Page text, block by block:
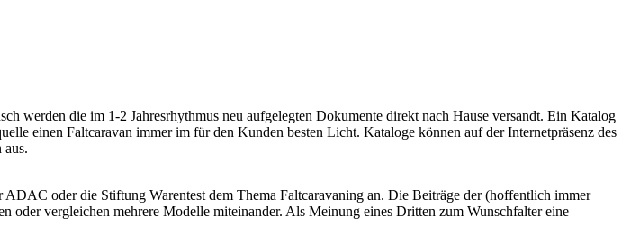
werden die im 1-2 Jahresrhythmus neu aufgelegten Dokumente direkt nach Hause versandt. Ein Katalog
einen Faltcaravan immer im für den Kunden besten Licht. Kataloge können auf der Internetpräsenz des
aus.
oder die Stiftung Warentest dem Thema Faltcaravaning an. Die Beiträge der (hoffentlich immer
oder vergleichen mehrere Modelle miteinander. Als Meinung eines Dritten zum Wunschfalter eine